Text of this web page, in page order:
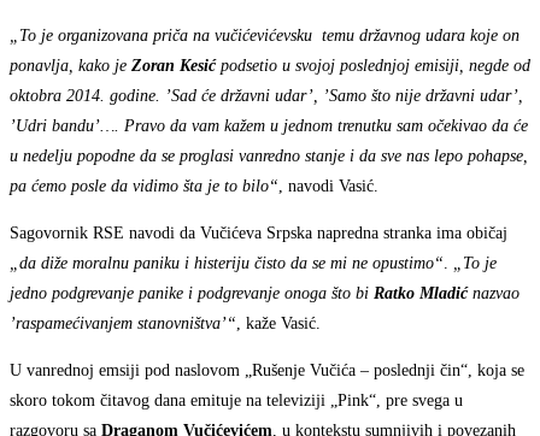
„To je organizovana priča na vučićevićevsku temu državnog udara koje on
ponavlja, kako je Zoran Kesićpodsetio u svojoj poslednjoj emisiji, negde od
oktobra 2014. godine. ’Sad će državni udar’, ’Samo što nije državni udar’,
’Udri bandu’…. Pravo da vam kažem u jednom trenutku sam očekivao da će
u nedelju popodne da se proglasi vanredno stanje i da sve nas lepo pohapse,
pa ćemo posle da vidimo šta je to bilo“, navodi Vasić.
Sagovornik RSE navodi da Vučićeva Srpska napredna stranka ima običaj
„da diže moralnu paniku i histeriju čisto da se mi ne opustimo“. „To je
jedno podgrevanje panike i podgrevanje onoga što bi Ratko Mladićnazvao
’raspamećivanjem stanovništva’“, kaže Vasić.
U vanrednoj emsiji pod naslovom „Rušenje Vučića – poslednji čin“, koja se
skoro tokom čitavog dana emituje na televiziji „Pink“, pre svega u
razgovoru sa Draganom Vučićevićem, u kontekstu sumnjivih i povezanih